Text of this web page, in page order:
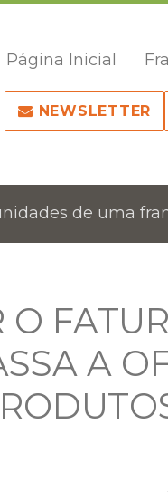
Página Inicial
NEWSLETTER
de uma
A